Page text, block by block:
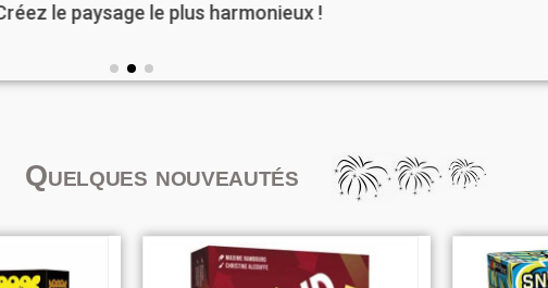
Trio – Un top jeu dans un petit format
Quelques nouveautés